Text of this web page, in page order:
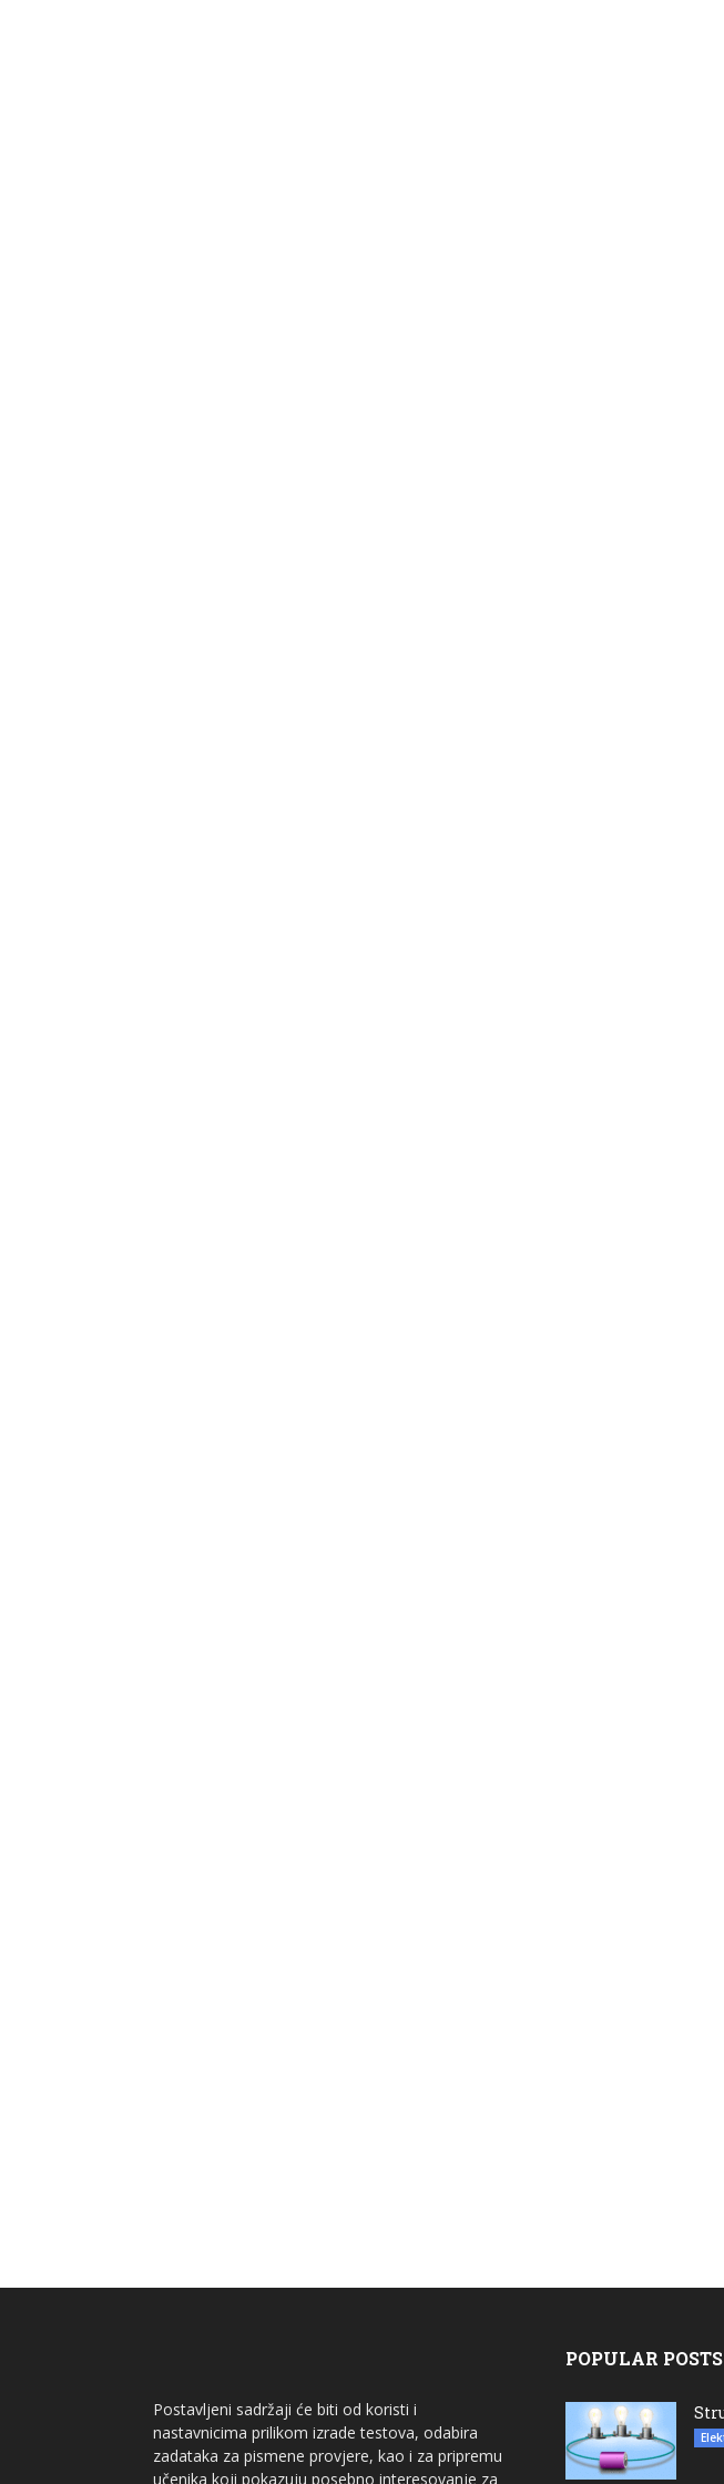
Postavljeni sadržaji će biti od koristi i
nastavnicima prilikom izrade testova, odabira
zadataka za pismene provjere, kao i za pripremu
učenika koji pokazuju posebno interesovanje za
POPULAR POSTS